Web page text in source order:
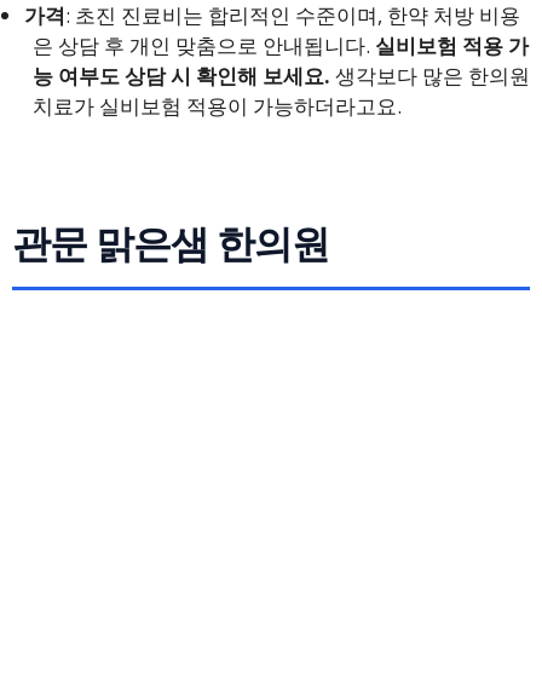
가격: 초진 진료비는 합리적인 수준이며, 한약 처방 비용
은 상담 후 개인 맞춤으로 안내됩니다. 실비보험 적용 가
능 여부도 상담 시 확인해 보세요. 생각보다 많은 한의원
치료가 실비보험 적용이 가능하더라고요.
관문 맑은샘 한의원